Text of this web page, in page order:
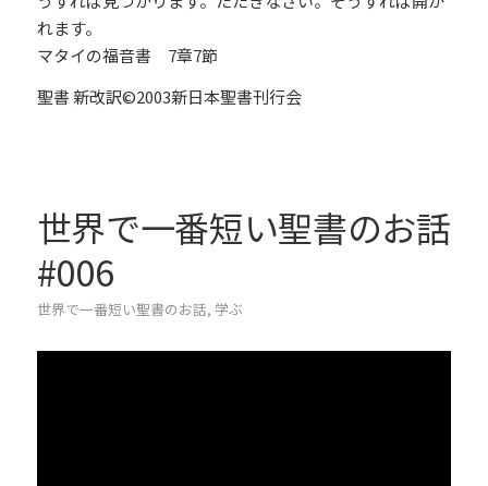
れます。
マタイの福音書 7章7節
聖書 新改訳©2003新日本聖書刊行会
世界で一番短い聖書のお話
#006
世界で一番短い聖書のお話, 学ぶ